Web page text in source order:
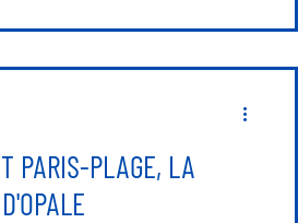
PARIS-PLAGE, LA